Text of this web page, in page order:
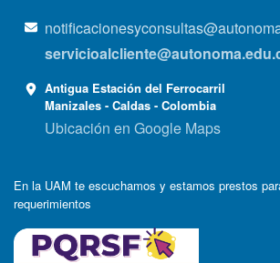
Antigua Estación del Ferrocarril
Manizales - Caldas - Colombia
Ubicación en Google Maps
En la UAM te escuchamos y estamos prestos
requerimientos